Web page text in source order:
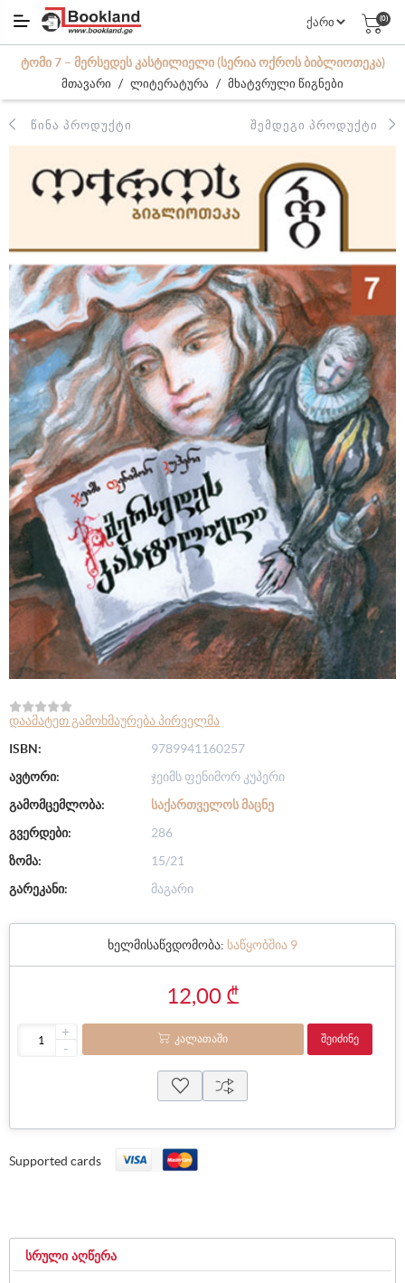
(0)
ᲢᲝᲛᲘ 7 – ᲛᲔᲠᲡᲔᲓᲔᲡ ᲙᲐᲡᲢᲘᲚᲘᲔᲚᲘ (ᲡᲔᲠᲘᲐ ᲝᲥᲠᲝᲡ ᲑᲘᲑᲚᲘᲝᲗᲔᲙᲐ)
მთავარი / ლიტერატურა / მხატვრული წიგნები
ᲬᲘᲜᲐ ᲞᲠᲝᲓᲣᲥᲢᲘ ᲨᲔᲛᲓᲔᲒᲘ ᲞᲠᲝᲓᲣᲥᲢᲘ
დაამატეთ გამოხმაურება პირველმა
ISBN:
9789941160257
ავტორი:
ჯეიმს ფენიმორ კუპერი
გამომცემლობა:
ᲡᲐᲥᲐᲠᲗᲕᲔᲚᲝᲡ ᲛᲐᲪᲜᲔ
გვერდები:
286
ზომა:
15/21
გარეკანი:
მაგარი
ხელმისაწვდომობა: საწყობშია 9
12,00 ₾
+
-
ᲙᲐᲚᲐᲗᲐᲨᲘ ᲨᲔᲘᲫᲘᲜᲔ
Supported cards
ᲡᲠᲣᲚᲘ ᲐᲦᲬᲔᲠᲐ